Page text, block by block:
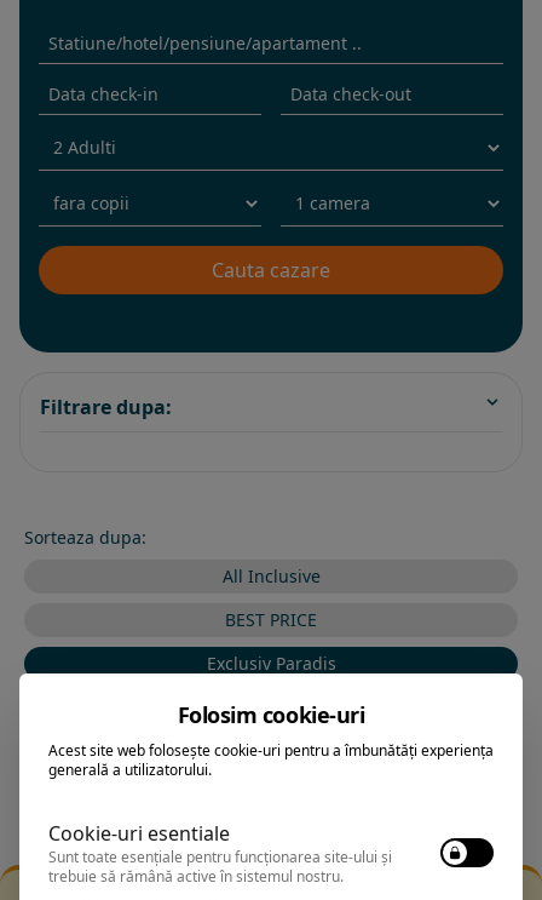
Filtrare dupa:
Sorteaza dupa:
All Inclusive
BEST PRICE
Exclusiv Paradis
Stele 1-5
Stele 5-1
Folosim cookie-uri
Acest site web folosește cookie-uri pentru a îmbunătăți experiența
generală a utilizatorului.
Cookie-uri esentiale
Sunt toate esențiale pentru funcționarea site-ului și
trebuie să rămână active în sistemul nostru.